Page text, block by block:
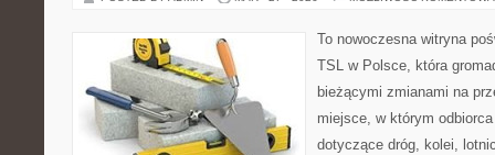
To nowoczesna witryna
TSL w Polsce, która
bieżącymi zmianami na
miejsce, w którym
dotyczące dróg, kolei,